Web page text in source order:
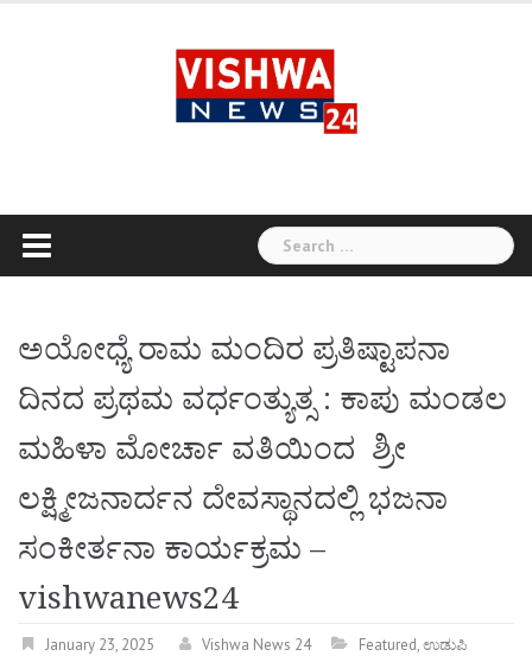
Search
for:
ಅಯೋಧ್ಯೆ ರಾಮ ಮಂದಿರ ಪ್ರತಿಷ್ಟಾಪನಾ
ದಿನದ ಪ್ರಥಮ ವರ್ಧಂತ್ಯುತ್ಸ : ಕಾಪು ಮಂಡಲ
ಮಹಿಳಾ ಮೋರ್ಚಾ ವತಿಯಿಂದ ಶ್ರೀ
ಲಕ್ಷ್ಮೀಜನಾರ್ದನ ದೇವಸ್ಥಾನದಲ್ಲಿ ಭಜನಾ
ಸಂಕೀರ್ತನಾ ಕಾರ್ಯಕ್ರಮ –
vishwanews24
January 23, 2025 Vishwa News 24 Featured,ಉಡುಪಿ